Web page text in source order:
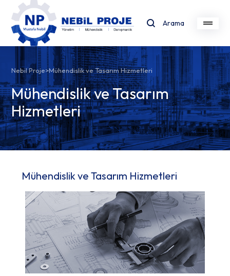
Arama
Nebil Proje>Mühendislik ve Tasarım Hizmetleri
Mühendislik ve Tasarım
Hizmetleri
Mühendislik ve Tasarım Hizmetleri